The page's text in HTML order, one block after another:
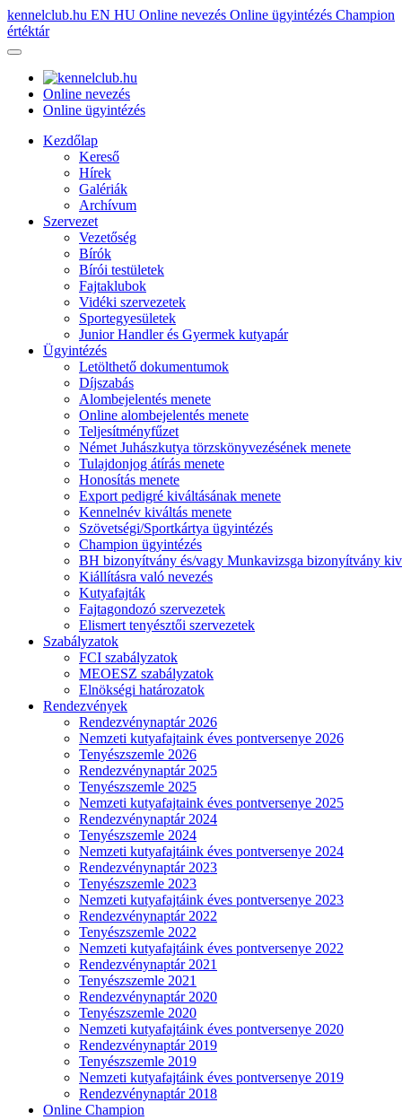
kennelclub.hu EN HU Online nevezés Online ügyintézés Champion
értéktár
Online nevezés
Online ügyintézés
Kezdőlap
Kereső
Hírek
Galériák
Archívum
Szervezet
Vezetőség
Bírók
Bírói testületek
Fajtaklubok
Vidéki szervezetek
Sportegyesületek
Junior Handler és Gyermek kutyapár
Ügyintézés
Letölthető dokumentumok
Díjszabás
Alombejelentés menete
Online alombejelentés menete
Teljesítményfűzet
Német Juhászkutya törzskönyvezésének menete
Tulajdonjog átírás menete
Honosítás menete
Export pedigré kiváltásának menete
Kennelnév kiváltás menete
Szövetségi/Sportkártya ügyintézés
Champion ügyintézés
BH bizonyítvány és/vagy Munkavizsga bizonyítvány
Kiállításra való nevezés
Kutyafajták
Fajtagondozó szervezetek
Elismert tenyésztői szervezetek
Szabályzatok
FCI szabályzatok
MEOESZ szabályzatok
Elnökségi határozatok
Rendezvények
Rendezvénynaptár 2026
Nemzeti kutyafajtaink éves pontversenye 2026
Tenyészszemle 2026
Rendezvénynaptár 2025
Tenyészszemle 2025
Nemzeti kutyafajtaink éves pontversenye 2025
Rendezvénynaptár 2024
Tenyészszemle 2024
Nemzeti kutyafajtáink éves pontversenye 2024
Rendezvénynaptár 2023
Tenyészszemle 2023
Nemzeti kutyafajtáink éves pontversenye 2023
Rendezvénynaptár 2022
Tenyészszemle 2022
Nemzeti kutyafajtáink éves pontversenye 2022
Rendezvénynaptár 2021
Tenyészszemle 2021
Rendezvénynaptár 2020
Tenyészszemle 2020
Nemzeti kutyafajtáink éves pontversenye 2020
Rendezvénynaptár 2019
Tenyészszemle 2019
Nemzeti kutyafajtáink éves pontversenye 2019
Rendezvénynaptár 2018
Online Champion